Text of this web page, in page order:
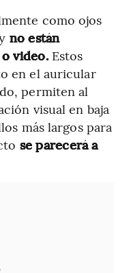
como ojos
no están
video.Estos
en el auricular
permiten al
visual en baja
más largos para
se parecerá a